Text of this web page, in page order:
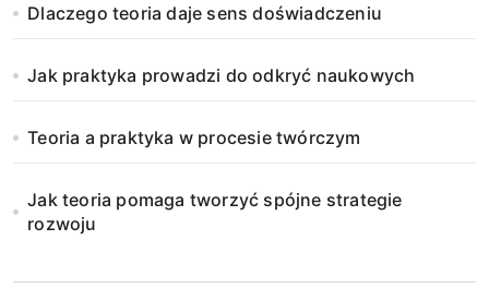
Dlaczego teoria daje sens doświadczeniu
Jak praktyka prowadzi do odkryć naukowych
Teoria a praktyka w procesie twórczym
Jak teoria pomaga tworzyć spójne strategie
rozwoju